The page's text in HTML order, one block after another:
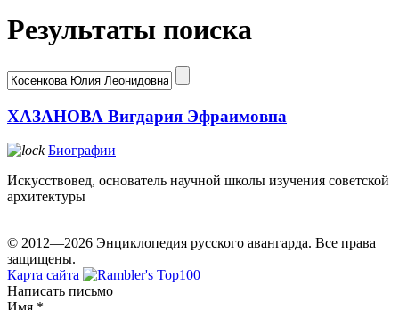
Результаты поиска
ХАЗАНОВА Вигдария Эфраимовна
Биографии
Искусствовед, основатель научной школы изучения советской
архитектуры
© 2012—2026 Энциклопедия русского авангарда. Все права
защищены.
Карта сайта
Написать письмо